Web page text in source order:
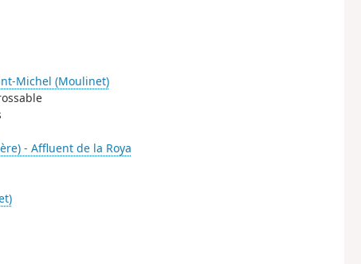
Michel (Moulinet)
- Affluent de la Roya